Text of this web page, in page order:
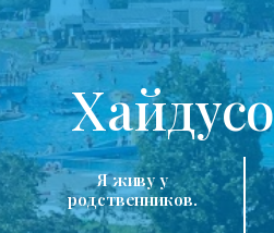
Я живу у
родственников.